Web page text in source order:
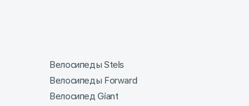
Велосипеды Stels
Велосипеды Forward
Велосипед Giant